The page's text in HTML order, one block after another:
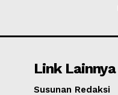
Link Lainnya
Susunan Redaksi